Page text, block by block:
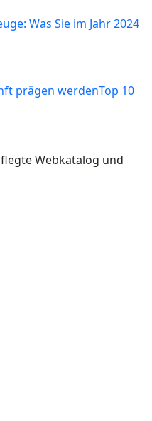
Was Sie im Jahr 2024
prägen werdenTop 10
Webkatalog und